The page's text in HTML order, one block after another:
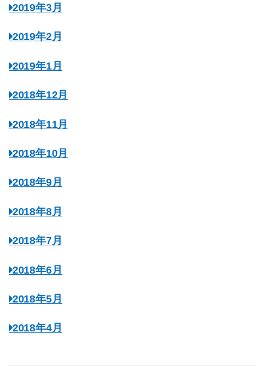
2019年3月
2019年2月
2019年1月
2018年12月
2018年11月
2018年10月
2018年9月
2018年8月
2018年7月
2018年6月
2018年5月
2018年4月